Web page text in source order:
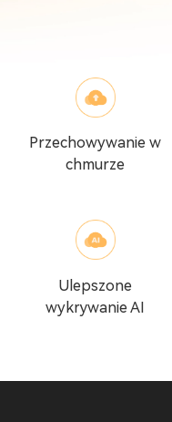
Przechowywanie w
chmurze
Ulepszone
wykrywanie AI